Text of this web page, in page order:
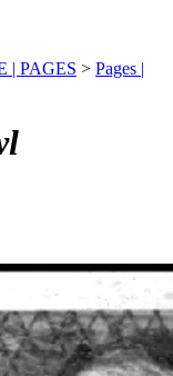
| PAGES > Pages |